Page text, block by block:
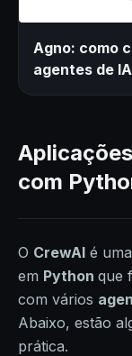
Agno: como
agentes de
com
O CrewAI é
em Python que
com vários
Abaixo, estão
prática.